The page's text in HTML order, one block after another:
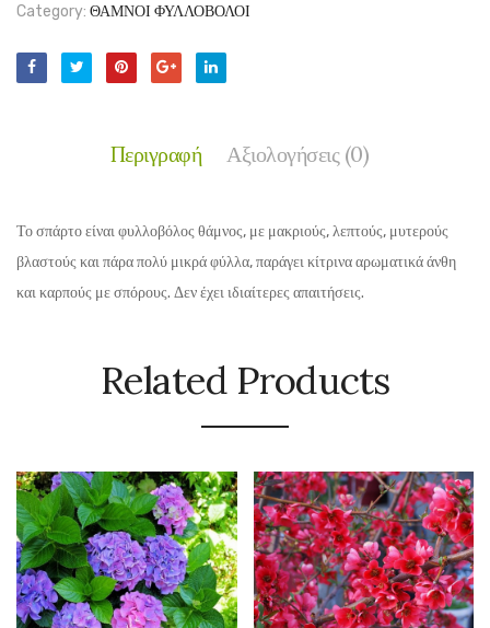
Category: ΘΑΜΝΟΙ ΦΥΛΛΟΒΟΛΟΙ
Περιγραφή Αξιολογήσεις (0)
Το σπάρτο είναι φυλλοβόλος θάμνος, με μακριούς, λεπτούς, μυτερούς
βλαστούς και πάρα πολύ μικρά φύλλα, παράγει κίτρινα αρωματικά άνθη
και καρπούς με σπόρους. Δεν έχει ιδιαίτερες απαιτήσεις.
Related Products